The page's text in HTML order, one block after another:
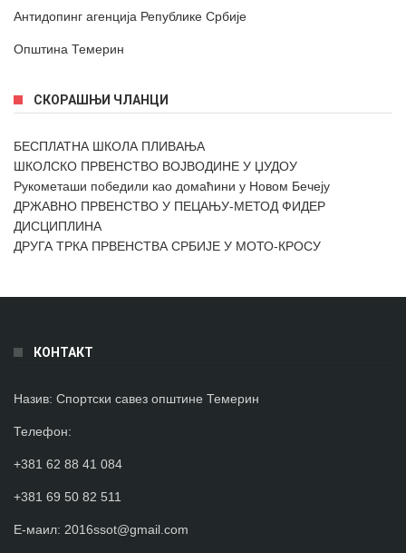
Антидопинг агенција Републике Србије
Општина Темерин
СКОРАШЊИ ЧЛАНЦИ
БЕСПЛАТНА ШКОЛА ПЛИВАЊА
ШКОЛСКО ПРВЕНСТВО ВОЈВОДИНЕ У ЏУДОУ
Рукометаши победили као домаћини у Новом Бечеју
ДРЖАВНО ПРВЕНСТВО У ПЕЦАЊУ-МЕТОД ФИДЕР
ДИСЦИПЛИНА
ДРУГА ТРКА ПРВЕНСТВА СРБИЈЕ У МОТО-КРОСУ
КОНТАКТ
Назив: Спортски савез општине Темерин
Телефон:
+381 62 88 41 084
+381 69 50 82 511
Е-маил: 2016ssot@gmail.com